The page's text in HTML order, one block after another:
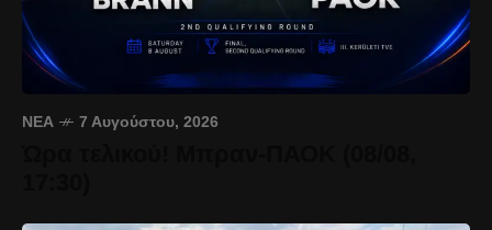
ΝΈΑ 7 Αυγούστου, 2026